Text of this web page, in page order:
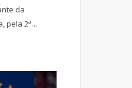
da
pela 2ª…